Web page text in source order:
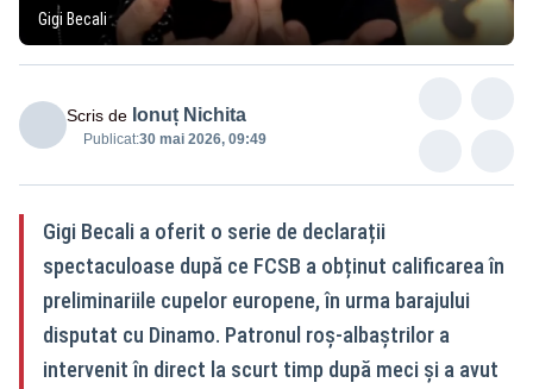
Gigi Becali
Scris de Ionuț Nichita
Publicat:30 mai 2026, 09:49
Gigi Becali a oferit o serie de declarații
spectaculoase după ce FCSB a obținut calificarea în
preliminariile cupelor europene, în urma barajului
disputat cu Dinamo. Patronul roș-albaștrilor a
intervenit în direct la scurt timp după meci și a avut